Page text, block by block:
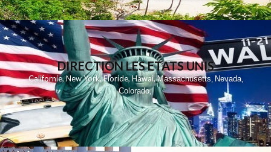
DIRECTION LES ETATS UNIS
Californie,New York,Floride,Hawai,Massachusetts, Nevada,
Colorado,